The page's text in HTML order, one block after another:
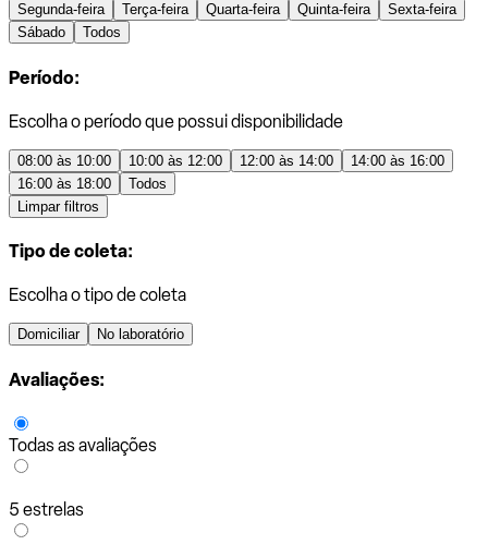
Segunda-feira Terça-feira Quarta-feira Quinta-feira
Sexta-feira
Sábado
Todos
Período:
Escolha o período que possui disponibilidade
08:00 às 10:00 10:00 às 12:00 12:00 às 14:00
14:00 às 16:00
16:00 às 18:00
Todos
Limpar filtros
Tipo de coleta:
Escolha o tipo de coleta
Domiciliar No laboratório
Avaliações:
Todas as avaliações
5 estrelas